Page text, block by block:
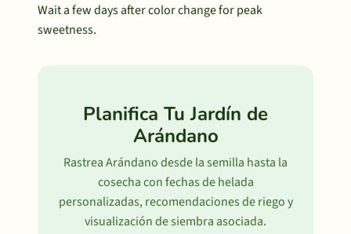
Wait a few days after color change for peak
sweetness.
Planifica Tu Jardín de
Arándano
Rastrea Arándano desde la semilla hasta la
cosecha con fechas de helada
personalizadas, recomendaciones de riego y
visualización de siembra asociada.